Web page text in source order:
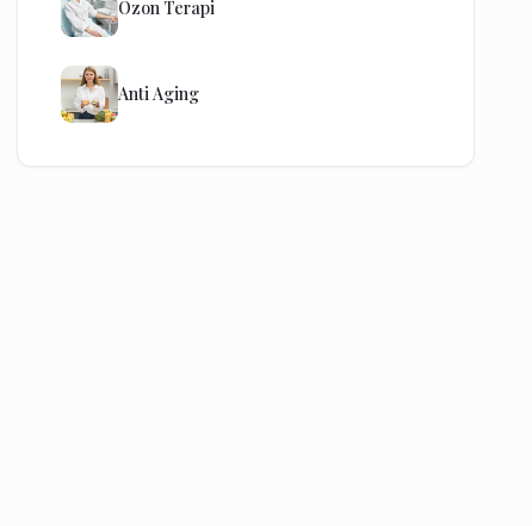
Ozon Terapi
Anti Aging